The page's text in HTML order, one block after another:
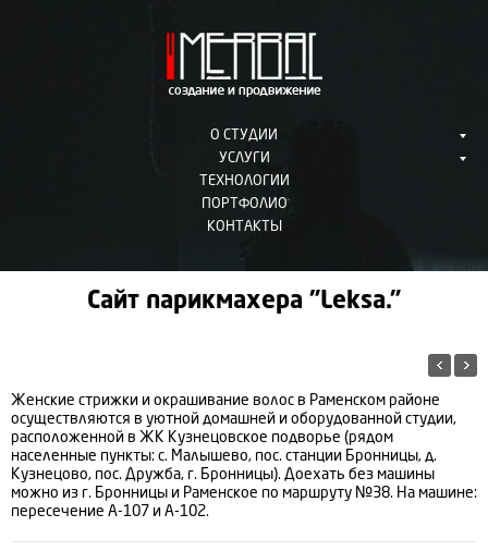
О СТУДИИ
УСЛУГИ
ТЕХНОЛОГИИ
ПОРТФОЛИО
КОНТАКТЫ
Сайт парикмахера "Leksa."
Женские стрижки и окрашивание волос в Раменском районе
осуществляются в уютной домашней и оборудованной студии,
расположенной в ЖК Кузнецовское подворье (рядом
населенные пункты: с. Малышево, пос. станции Бронницы, д.
Кузнецово, пос. Дружба, г. Бронницы). Доехать без машины
можно из г. Бронницы и Раменское по маршруту №38. На машине:
пересечение А-107 и А-102.